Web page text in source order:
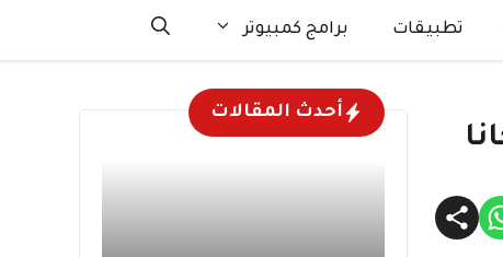
تطبيقات برامج كمبيوتر
أحدث المقالات